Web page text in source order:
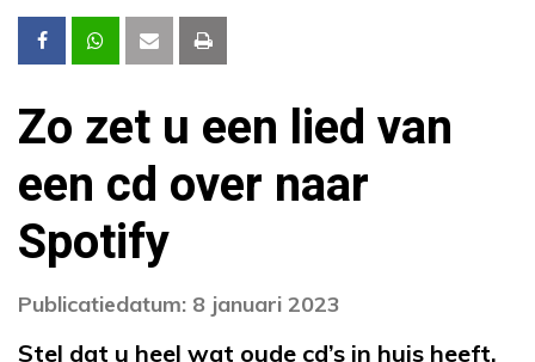
Zo zet u een lied van
een cd over naar
Spotify
Publicatiedatum: 8 januari 2023
Stel dat u heel wat oude cd’s in huis heeft,